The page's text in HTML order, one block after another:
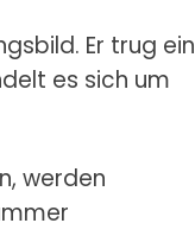
Er trug ein
es sich um
werden